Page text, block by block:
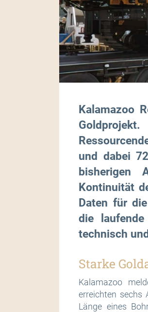
Kalamazoo
und dabei
bisherigen
Kontinuität
Daten für
die
technisch
Starke
Kalamazoo
erreichten sechs
Länge eines